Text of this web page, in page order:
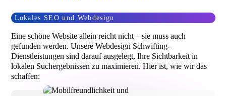
Lokales SEO und Webdesign
Eine schöne Website allein reicht nicht – sie muss auch
gefunden werden. Unsere Webdesign Schwifting-
Dienstleistungen sind darauf ausgelegt, Ihre Sichtbarkeit in
lokalen Suchergebnissen zu maximieren. Hier ist, wie wir das
schaffen: